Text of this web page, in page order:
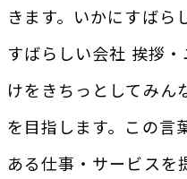
きます。いかにすばら
すばらしい会社 挨拶
けをきちっとしてみん
を目指します。この言
ある仕事・サービスを